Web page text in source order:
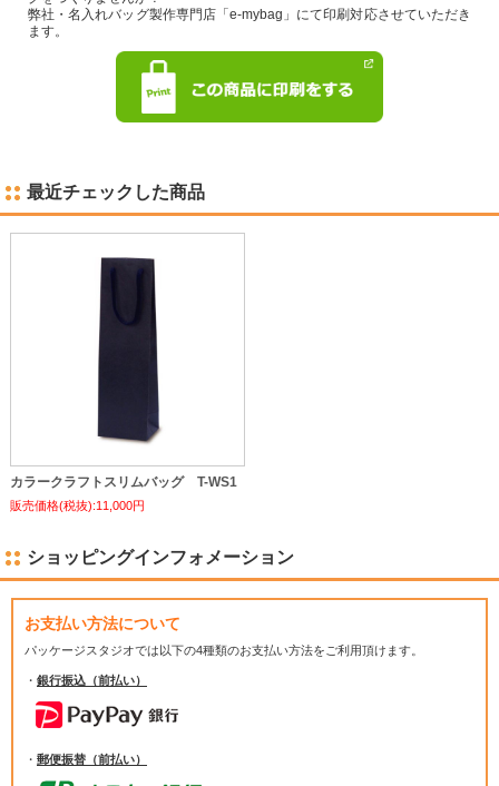
弊社・名入れバッグ製作専門店「e-mybag」にて印刷対応させていただき
ます。
最近チェックした商品
カラークラフトスリムバッグ T-WS1
販売価格(税抜):11,000円
ショッピングインフォメーション
お支払い方法について
パッケージスタジオでは以下の4種類のお支払い方法をご利用頂けます。
・ 銀行振込（前払い）
・ 郵便振替（前払い）